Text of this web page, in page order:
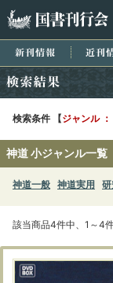
新刊情報
検索条件 【ジャンル
神道 小ジャンル一覧
神道一般 神道実用
該当商品4件中、1～4